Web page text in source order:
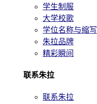
学生制服
大学校歌
学位名称与缩写
朱拉品牌
精彩瞬间
联系朱拉
联系朱拉